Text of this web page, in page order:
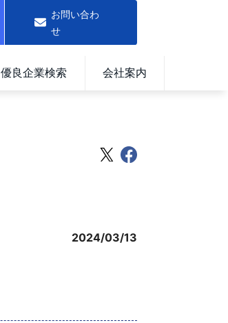
お問い合わ
せ
優良企業検索 会社案内
2024/03/13